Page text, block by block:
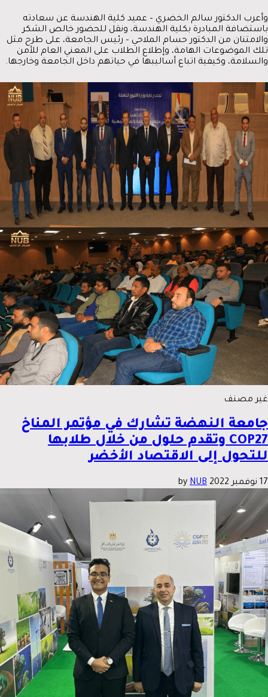
وأعرب الدكتور سالم الخضري – عميد كلية الهندسة عن سعادته
باستضافة المبادرة بكلية الهندسة، ونقل للحضور خالص الشكر
والامتنان من الدكتور حسام الملاحي – رئيس الجامعة، على طرح مثل
تلك الموضوعات الهامة، وإطلاع الطلاب على المعني العام للأمن
والسلامة، وكيفية اتباع أساليبها في حياتهم داخل الجامعة وخارجها.
غير مصنف
جامعة النهضة تشارك في مؤتمر المناخ
COP27 وتقدم حلول من خلال طلابها
للتحول إلى الاقتصاد الأخضر
17 نوفمبر 2022 NUB